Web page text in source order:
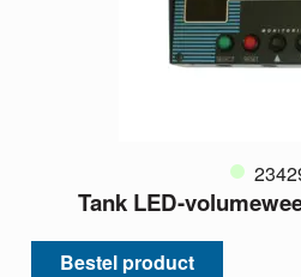
Tank LED-
Bestel product